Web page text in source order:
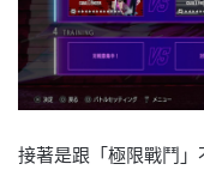
接著是跟「極限戰鬥